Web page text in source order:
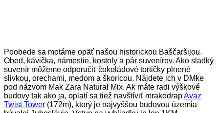
Poobede sa motáme opäť našou historickou Baščaršijou.
Obed, kávička, námestie, kostoly a pár suvenírov. Ako sladký
suvenír môžeme odporučiť čokoládové tortičky plnené
slivkou, orechami, medom a škoricou. Nájdete ich v DMke
pod názvom Mak Zara Natural Mix. Ak máte radi výškové
budovy tak ako ja, oplatí sa tiež navštíviť mrakodrapAvaz
Twist Tower (172m), ktorý je najvyššou budovou územia